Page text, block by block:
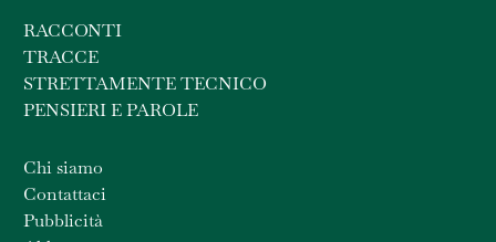
RACCONTI
TRACCE
STRETTAMENTE TECNICO
PENSIERI E PAROLE
Chi siamo
Contattaci
Pubblicità